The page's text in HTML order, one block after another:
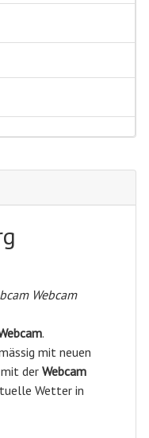
Webcam
.
mit neuen
der Webcam
Wetter in